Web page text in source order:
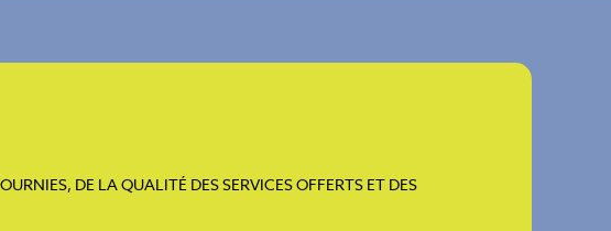
DE LA QUALITÉ DES SERVICES OFFERTS ET DES